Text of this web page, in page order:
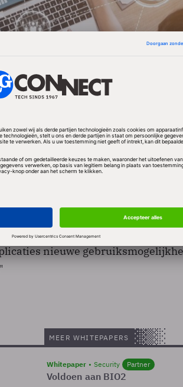
netbooks door consumenten
van profiteren", zegt Renee
manager van Intel's Software and
over de innovatiekracht en
nieuwe
MEER WHITEPAPERS
Whitepaper Security Partner
Voldoen aan BIO2